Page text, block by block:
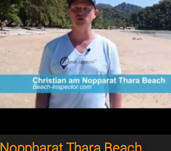
Noppharat Thara Beach